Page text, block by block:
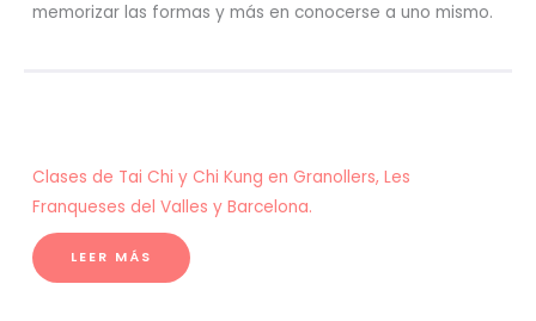
memorizar las formas y más en conocerse a uno mismo.
Clases de Tai Chi y Chi Kung en Granollers, Les
Franqueses del Valles y Barcelona.
LEER MÁS